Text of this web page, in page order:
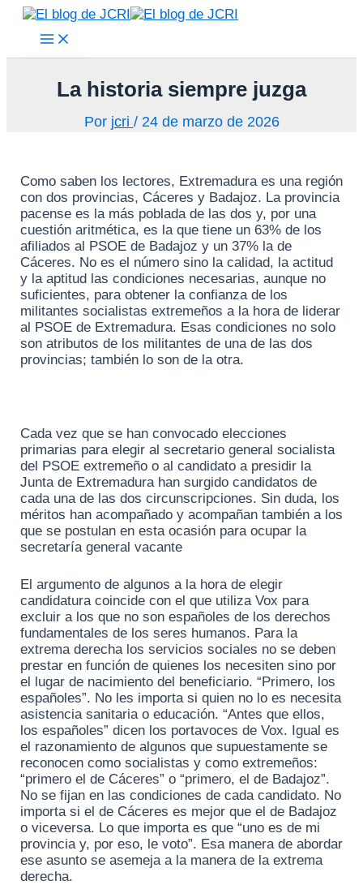
contenido
Menu
La historia siempre juzga
Por jcri / 24 de marzo de 2026
Como saben los lectores, Extremadura es una región
con dos provincias, Cáceres y Badajoz. La provincia
pacense es la más poblada de las dos y, por una
cuestión aritmética, es la que tiene un 63% de los
afiliados al PSOE de Badajoz y un 37% la de
Cáceres. No es el número sino la calidad, la actitud
y la aptitud las condiciones necesarias, aunque no
suficientes, para obtener la confianza de los
militantes socialistas extremeños a la hora de liderar
al PSOE de Extremadura. Esas condiciones no solo
son atributos de los militantes de una de las dos
provincias; también lo son de la otra.
Cada vez que se han convocado elecciones
primarias para elegir al secretario general socialista
del PSOE extremeño o al candidato a presidir la
Junta de Extremadura han surgido candidatos de
cada una de las dos circunscripciones. Sin duda, los
méritos han acompañado y acompañan también a los
que se postulan en esta ocasión para ocupar la
secretaría general vacante
El argumento de algunos a la hora de elegir
candidatura coincide con el que utiliza Vox para
excluir a los que no son españoles de los derechos
fundamentales de los seres humanos. Para la
extrema derecha los servicios sociales no se deben
prestar en función de quienes los necesiten sino por
el lugar de nacimiento del beneficiario. “Primero, los
españoles”. No les importa si quien no lo es necesita
asistencia sanitaria o educación. “Antes que ellos,
los españoles” dicen los portavoces de Vox. Igual es
el razonamiento de algunos que supuestamente se
reconocen como socialistas y como extremeños:
“primero el de Cáceres” o “primero, el de Badajoz”.
No se fijan en las condiciones de cada candidato. No
importa si el de Cáceres es mejor que el de Badajoz
o viceversa. Lo que importa es que “uno es de mi
provincia y, por eso, le voto”. Esa manera de abordar
ese asunto se asemeja a la manera de la extrema
derecha.